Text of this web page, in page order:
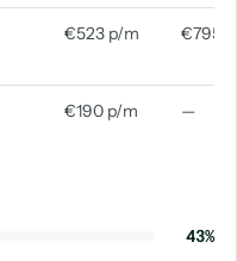
€523 p/m €795
€190 p/m —
43%